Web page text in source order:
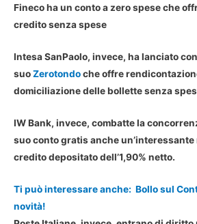
Finecoha un conto a zero spese che
credito senza spese
Intesa SanPaolo, invece, ha lanciato
suoZerotondoche offre
domiciliazione delle bollette senza
IW Bank, invece, combatte la
suo conto gratis anche
credito depositato dell’1,90% netto.
Ti può interessare anche: Bollo sul
novità!